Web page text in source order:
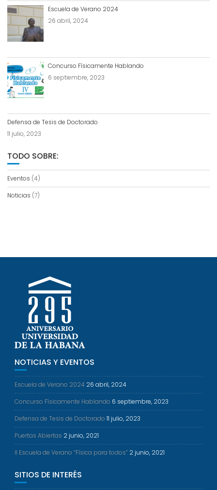
Escuela de Verano 2024
26 abril, 2024
Concurso Físicamente Hablando
6 septiembre, 2023
Defensa de Tesis de Doctorado
11 julio, 2023
TODO SOBRE:
Eventos (4)
Noticias (7)
NOTICIAS Y EVENTOS
Escuela de Verano 2024 26 abril, 2024
Concurso Físicamente Hablando 6 septiembre, 2023
Defensa de Tesis de Doctorado 11 julio, 2023
Puertas Abiertas 2 junio, 2021
II Escuela de Verano “Física para todos” 2 junio, 2021
SITIOS DE INTERÉS